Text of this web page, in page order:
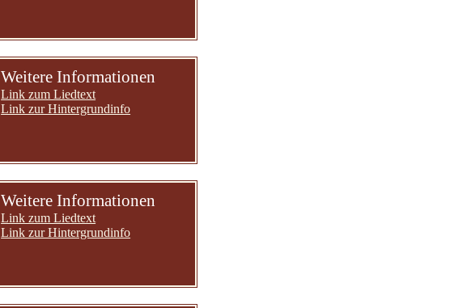
Weitere Informationen
Link zum Liedtext
Link zur Hintergrundinfo
Weitere Informationen
Link zum Liedtext
Link zur Hintergrundinfo